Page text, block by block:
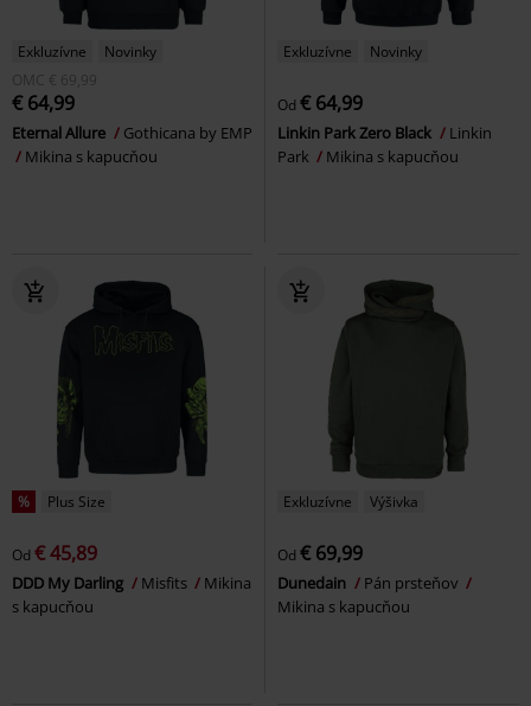
Exkluzívne
Novinky
OMC € 69,99
€ 64,99
Eternal Allure
Gothicana by EMP
Mikina s kapucňou
Exkluzívne Novinky
Od € 64,99
Linkin Park Zero Black
Linkin
Park
Mikina s kapucňou
% Plus Size
Od € 45,89
DDD My Darling Misfits
Mikina
s kapucňou
Exkluzívne Výšivka
Od € 69,99
Dunedain
Pán prsteňov
Mikina s kapucňou